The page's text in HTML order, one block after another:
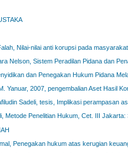
Nilai-nilai anti korupsi pada
Nelson, Sistem Peradilan Pidana dan
dan Penegakan Hukum Pidana
Yanuar, 2007, pengembalian Aset Hasil
Sadeli, tesis, Implikasi perampasan
Metode Penelitian Hukum, Cet. III Jakarta:
Penegakan hukum atas kerugian